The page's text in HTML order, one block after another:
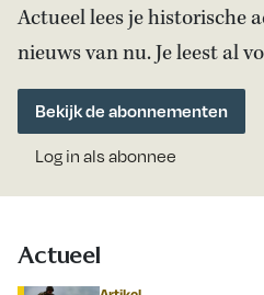
Actueel lees je historische
nieuws van nu. Je leest al
Bekijk de abonnementen
Log in als abonnee
Actueel